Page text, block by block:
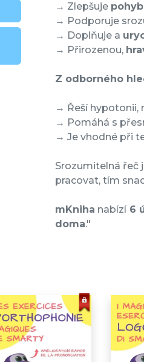
→ Zlepšuje
→ Podporuje
→ Doplňuje a
→ Přirozenou,
Z odborného
→ Řeší hypotonii,
→ Pomáhá s
→ Je vhodné při
Srozumitelná řeč
pracovat, tím
mKniha nabízí6
doma."